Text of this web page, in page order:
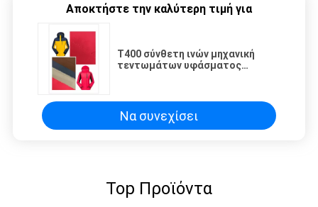
Αποκτήστε την καλύτερη τιμή για
T400 σύνθετη ινών μηχανική
τεντωμάτων υφάσματος
Να συνεχίσει
Top Προϊόντα